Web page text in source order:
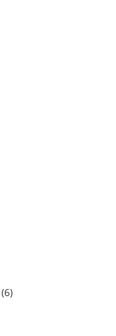
(6)